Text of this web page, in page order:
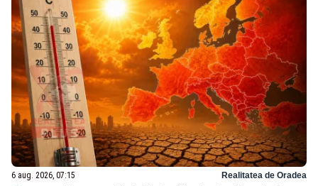
6 aug. 2026, 07:15 Realitatea de Oradea